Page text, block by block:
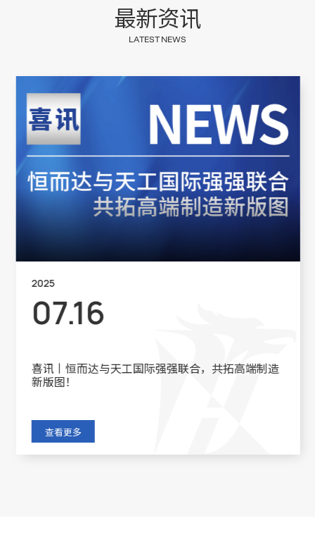
最新资讯
LATEST NEWS
2025
07.16
喜讯丨恒而达与天工国际强强联合，共拓高端制造
新版图！
查看更多